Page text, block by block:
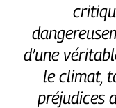
d’une
le climat,
préjudices